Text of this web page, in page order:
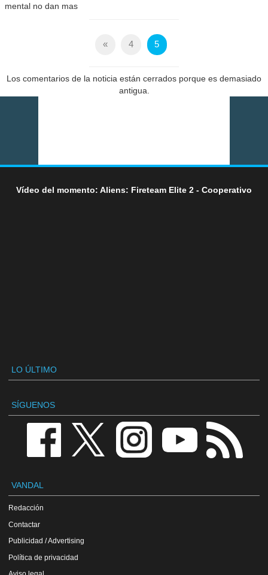
mental no dan mas
« 4 5
Los comentarios de la noticia están cerrados porque es demasiado
antigua.
Vídeo del momento: Aliens: Fireteam Elite 2 - Cooperativo
LO ÚLTIMO
SÍGUENOS
VANDAL
Redacción
Contactar
Publicidad / Advertising
Política de privacidad